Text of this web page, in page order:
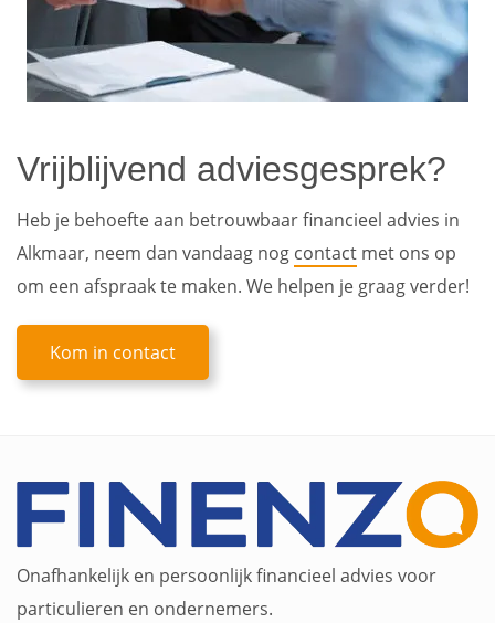
Vrijblijvend adviesgesprek?
Heb je behoefte aan betrouwbaar financieel advies in
Alkmaar, neem dan vandaag nog contact met ons op
om een afspraak te maken. We helpen je graag verder!
Kom in contact
Onafhankelijk en persoonlijk financieel advies voor
particulieren en ondernemers.